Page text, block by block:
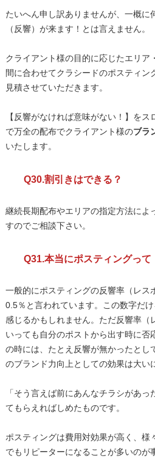
たいへん申し訳ありませんが、一概に
（反響）が来ます！とは言えません。
クライアント様の目的に応じたエリア
間に合わせてクラシードのポスティン
見積させていただきます。
【反響がなければ意味がない！】を
で万全の配布でクライアント様のブラ
いたします。
Q30.割引きはできる？
継続長期配布やエリアの指定方法によ
すのでご相談下さい。
Q31.本当にポスティングって
一般的にポスティングの反響率（レス
0.5％と言われています。この数字だ
感じるかもしれません。ただ反響率（
いっても自分のポストから出す時に否
の時には、たとえ反響が無かったとし
のブランド力向上としての効果は大い
「そう言えば前にあんなチラシがあ
てもらえればしめたものです。
ポスティングは費用対効果が高く、様
でもリピーターになることが多いのが